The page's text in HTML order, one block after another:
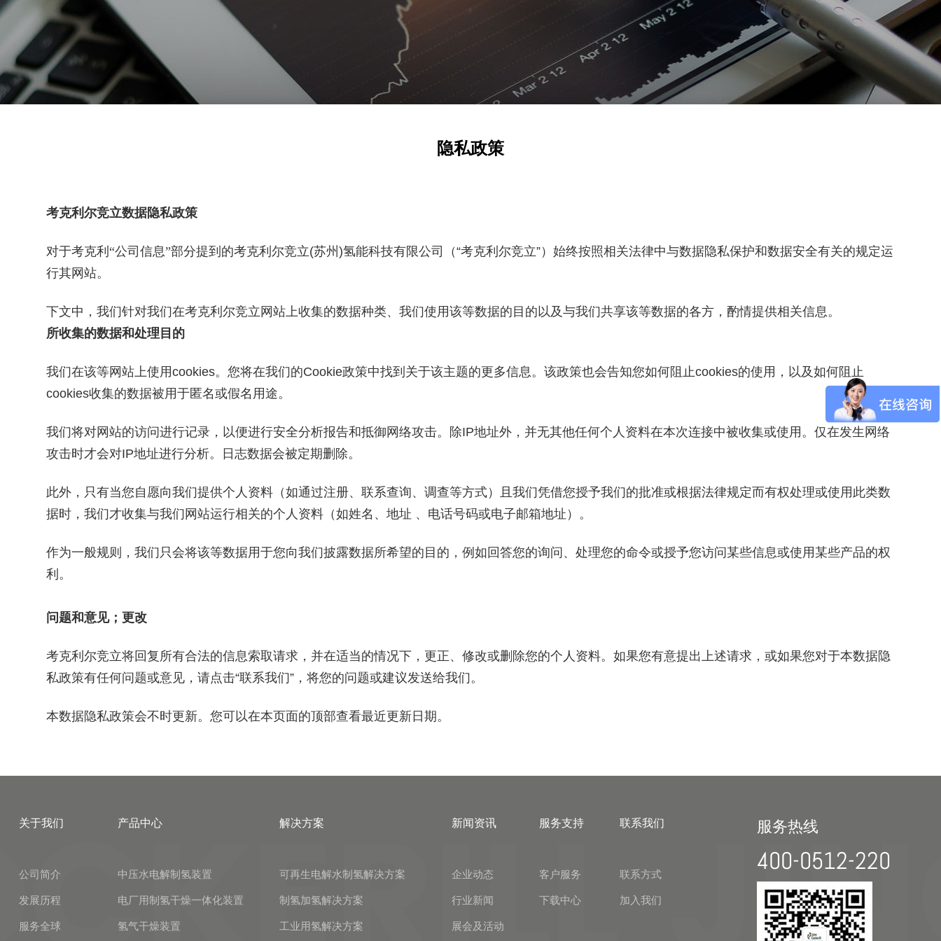
隐私政策
考克利尔竞立数据隐私政策
对于考克利 “公司信息”部分提到的考克利尔竞立(苏州)氢能科技有限公司（“考克利尔竞立”） 始终按照相关法律中与数据隐私保护和数据安全有关的规定运
行其网站。
下文中，我们针对我们在考克利尔竞立 网站上收集的数据种类、我们使用该等数据的目的以及与我们共享该等数据的各方，酌情提供相关信息。
所收集的数据和处理目的
我们在该等网站上使用cookies。您将在我们的Cookie政策中找到关于该主题的更多信息。该政策也会告知您如何阻止cookies的使用，以及如何阻止
cookies收集的数据被用于匿名或假名用途。
我们将对网站的访问进行记录，以便进行安全分析报告和抵御网络攻击。除IP地址外，并无其他任何个人资料在本次连接中被收集或使用。仅在发生网络
攻击时才会对IP地址进行分析。日志数据会被定期删除。
此外，只有当您自愿向我们提供个人资料（如通过注册、联系查询、调查等方式）且我们凭借您授予我们的批准或根据法律规定而有权处理或使用此类数
据时，我们才收集与我们网站运行相关的个人资料（如姓名、地址 、电话号码或电子邮箱地址）。
作为一般规则，我们只会将该等数据用于您向我们披露数据所希望的目的，例如回答您的询问、处理您的命令或授予您访问某些信息或使用某些产品的权
利。
问题和意见；更改
考克利尔竞立将回复所有合法的信息索取请求，并在适当的情况下，更正、修改或删除您的个人资料。如果您有意提出上述请求，或如果您对于本数据隐
私政策有任何问题或意见，请点击“联系我们”，将您的问题或建议发送给我们。
本数据隐私政策会不时更新。您可以在本页面的顶部查看最近更新日期。
关于我们
公司简介
发展历程
服务全球
产品中心
中压水电解制氢装置
电厂用制氢干燥一体化装置
氢气干燥装置
解决方案
可再生电解水制氢解决方案
制氢加氢解决方案
工业用氢解决方案
新闻资讯
企业动态
行业新闻
展会及活动
服务支持
客户服务
下载中心
联系我们
联系方式
加入我们
服务热线
400-0512-220